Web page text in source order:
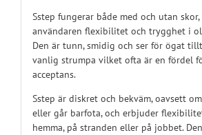
Sstep fungerar både med och utan
användaren flexibilitet och trygghet i
Den är tunn, smidig och ser för ögat
vanlig strumpa vilket ofta är en fördel
acceptans.
Sstep är diskret och bekväm, oavsett
eller går barfota, och erbjuder
hemma, på stranden eller på jobbet.